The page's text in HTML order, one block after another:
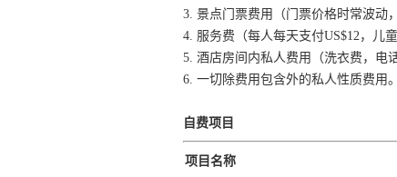
3. 景点门票费用（门票价格时常波动
4. 服务费（每人每天支付US$12，儿
5. 酒店房间内私人费用（洗衣费，电
6. 一切除费用包含外的私人性质费用。
自费项目
项目名称